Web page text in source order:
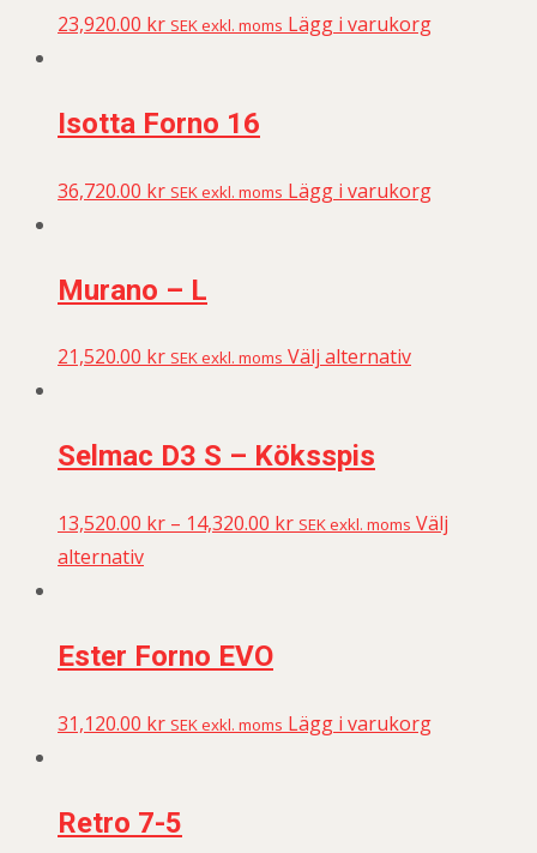
23,920.00 kr SEK exkl. moms Lägg i varukorg
Isotta Forno 16
36,720.00 kr SEK exkl. moms Lägg i varukorg
Murano – L
21,520.00 kr SEK exkl. moms Välj alternativ
Selmac D3 S – Köksspis
13,520.00 kr – 14,320.00 kr SEK exkl. moms Välj
alternativ
Ester Forno EVO
31,120.00 kr SEK exkl. moms Lägg i varukorg
Retro 7-5